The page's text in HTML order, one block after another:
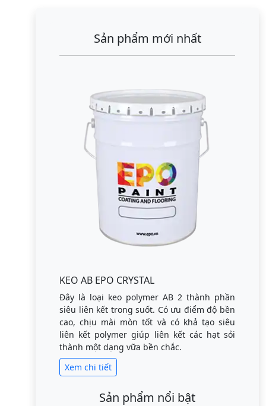
Sản phẩm mới nhất
KEO AB EPO CRYSTAL
Đây là loại keo polymer AB 2 thành phần
siêu liên kết trong suốt. Có ưu điểm độ bền
cao, chịu mài mòn tốt và có khả tạo siêu
liên kết polymer giúp liên kết các hạt sỏi
thành một dạng vữa bền chắc.
Xem chi tiết
Sản phẩm nổi bật